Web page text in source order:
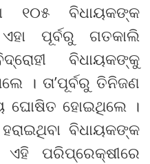
୧୦୫ ବିଧାୟକଙ୍କ
ପୂର୍ବରୁ ଗତକାଲି
ବିଧାୟକଙ୍କୁ
। ତା’ପୂର୍ବରୁ ତିନିଜଣ
ଘୋଷିତ ହୋଇଥିଲେ ।
ବିଧାୟକଙ୍କ
ପରିପ୍ରେକ୍ଷୀରେ